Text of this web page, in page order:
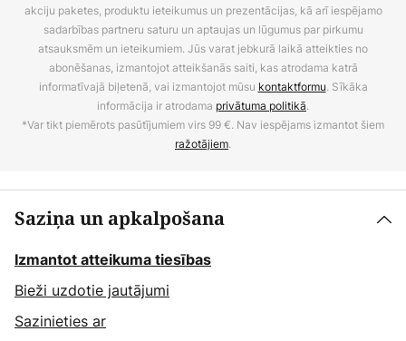
akciju paketes, produktu ieteikumus un prezentācijas, kā arī iespējamo
sadarbības partneru saturu un aptaujas un lūgumus par pirkumu
atsauksmēm un ieteikumiem. Jūs varat jebkurā laikā atteikties no
abonēšanas, izmantojot atteikšanās saiti, kas atrodama katrā
informatīvajā biļetenā, vai izmantojot mūsu kontaktformu. Sīkāka
informācija ir atrodama privātuma politikā.
*Var tikt piemērots pasūtījumiem virs 99 €. Nav iespējams izmantot šiem
ražotājiem.
Saziņa un apkalpošana
Izmantot atteikuma tiesības
Bieži uzdotie jautājumi
Sazinieties ar